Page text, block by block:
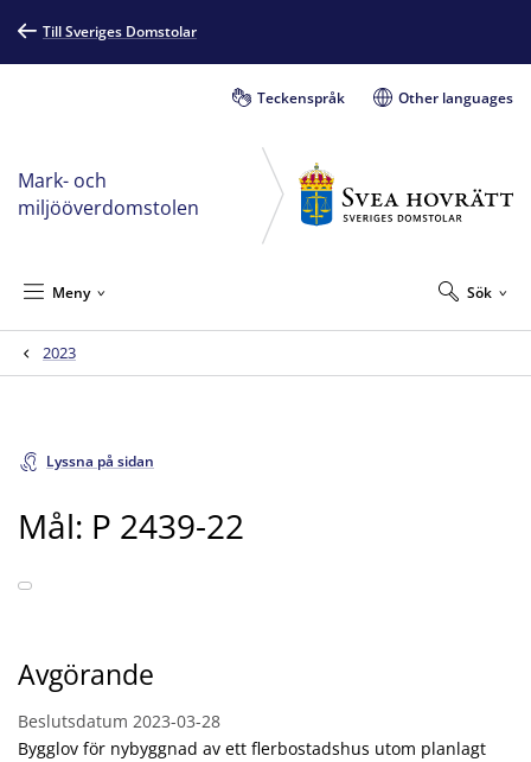
Till Sveriges Domstolar
Teckenspråk Other languages
Mark- och
miljööverdomstolen
Sök
Meny
2023
Lyssna på sidan
Mål: P 2439-22
Avgörande
Beslutsdatum 2023-03-28
Bygglov för nybyggnad av ett flerbostadshus utom planlagt